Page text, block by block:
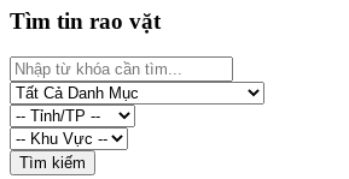
Tìm tin rao vặt